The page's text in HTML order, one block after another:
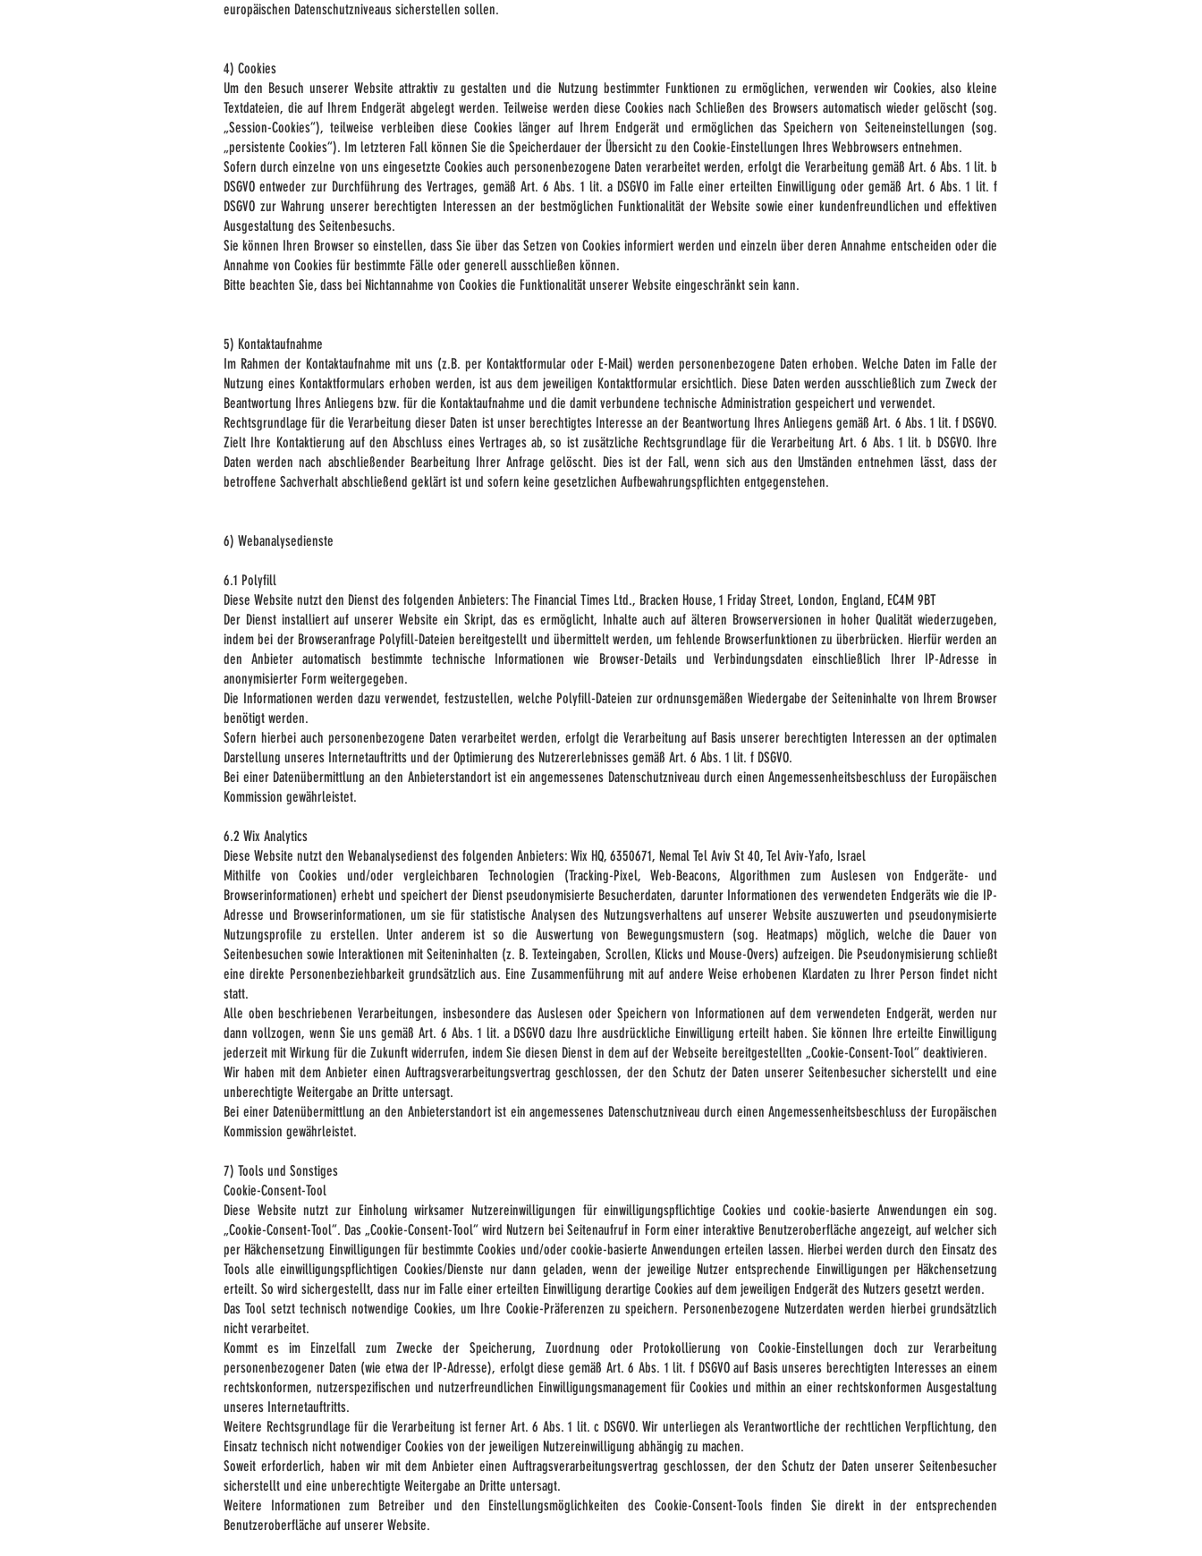
europäischen Datenschutzniveaus sicherstellen sollen.
4) Cookies
Um den Besuch unserer Website attraktiv zu gestalten und die Nutzung bestimmter Funktionen zu ermöglichen, verwenden wir Cookies, also kleine
Textdateien, die auf Ihrem Endgerät abgelegt werden. Teilweise werden diese Cookies nach Schließen des Browsers automatisch wieder gelöscht (sog.
„Session-Cookies“), teilweise verbleiben diese Cookies länger auf Ihrem Endgerät und ermöglichen das Speichern von Seiteneinstellungen (sog.
„persistente Cookies“). Im letzteren Fall können Sie die Speicherdauer der Übersicht zu den Cookie-Einstellungen Ihres Webbrowsers entnehmen.
Sofern durch einzelne von uns eingesetzte Cookies auch personenbezogene Daten verarbeitet werden, erfolgt die Verarbeitung gemäß Art. 6 Abs. 1 lit. b
DSGVO entweder zur Durchführung des Vertrages, gemäß Art. 6 Abs. 1 lit. a DSGVO im Falle einer erteilten Einwilligung oder gemäß Art. 6 Abs. 1 lit. f
DSGVO zur Wahrung unserer berechtigten Interessen an der bestmöglichen Funktionalität der Website sowie einer kundenfreundlichen und effektiven
Ausgestaltung des Seitenbesuchs.
Sie können Ihren Browser so einstellen, dass Sie über das Setzen von Cookies informiert werden und einzeln über deren Annahme entscheiden oder die
Annahme von Cookies für bestimmte Fälle oder generell ausschließen können.
Bitte beachten Sie, dass bei Nichtannahme von Cookies die Funktionalität unserer Website eingeschränkt sein kann.
5) Kontaktaufnahme
Im Rahmen der Kontaktaufnahme mit uns (z.B. per Kontaktformular oder E-Mail) werden personenbezogene Daten erhoben. Welche Daten im Falle der
Nutzung eines Kontaktformulars erhoben werden, ist aus dem jeweiligen Kontaktformular ersichtlich. Diese Daten werden ausschließlich zum Zweck der
Beantwortung Ihres Anliegens bzw. für die Kontaktaufnahme und die damit verbundene technische Administration gespeichert und verwendet.
Rechtsgrundlage für die Verarbeitung dieser Daten ist unser berechtigtes Interesse an der Beantwortung Ihres Anliegens gemäß Art. 6 Abs. 1 lit. f DSGVO.
Zielt Ihre Kontaktierung auf den Abschluss eines Vertrages ab, so ist zusätzliche Rechtsgrundlage für die Verarbeitung Art. 6 Abs. 1 lit. b DSGVO. Ihre
Daten werden nach abschließender Bearbeitung Ihrer Anfrage gelöscht. Dies ist der Fall, wenn sich aus den Umständen entnehmen lässt, dass der
betroffene Sachverhalt abschließend geklärt ist und sofern keine gesetzlichen Aufbewahrungspflichten entgegenstehen.
6) Webanalysedienste
6.1 Polyfill
Diese Website nutzt den Dienst des folgenden Anbieters: The Financial Times Ltd., Bracken House, 1 Friday Street, London, England, EC4M 9BT
Der Dienst installiert auf unserer Website ein Skript, das es ermöglicht, Inhalte auch auf älteren Browserversionen in hoher Qualität wiederzugeben,
indem bei der Browseranfrage Polyfill-Dateien bereitgestellt und übermittelt werden, um fehlende Browserfunktionen zu überbrücken. Hierfür werden an
den Anbieter automatisch bestimmte technische Informationen wie Browser-Details und Verbindungsdaten einschließlich Ihrer IP-Adresse in
anonymisierter Form weitergegeben.
Die Informationen werden dazu verwendet, festzustellen, welche Polyfill-Dateien zur ordnunsgemäßen Wiedergabe der Seiteninhalte von Ihrem Browser
benötigt werden.
Sofern hierbei auch personenbezogene Daten verarbeitet werden, erfolgt die Verarbeitung auf Basis unserer berechtigten Interessen an der optimalen
Darstellung unseres Internetauftritts und der Optimierung des Nutzererlebnisses gemäß Art. 6 Abs. 1 lit. f DSGVO.
Bei einer Datenübermittlung an den Anbieterstandort ist ein angemessenes Datenschutzniveau durch einen Angemessenheitsbeschluss der Europäischen
Kommission gewährleistet.
6.2 Wix Analytics
Diese Website nutzt den Webanalysedienst des folgenden Anbieters: Wix HQ, 6350671, Nemal Tel Aviv St 40, Tel Aviv-Yafo, Israel
Mithilfe von Cookies und/oder vergleichbaren Technologien (Tracking-Pixel, Web-Beacons, Algorithmen zum Auslesen von Endgeräte- und
Browserinformationen) erhebt und speichert der Dienst pseudonymisierte Besucherdaten, darunter Informationen des verwendeten Endgeräts wie die IP-
Adresse und Browserinformationen, um sie für statistische Analysen des Nutzungsverhaltens auf unserer Website auszuwerten und pseudonymisierte
Nutzungsprofile zu erstellen. Unter anderem ist so die Auswertung von Bewegungsmustern (sog. Heatmaps) möglich, welche die Dauer von
Seitenbesuchen sowie Interaktionen mit Seiteninhalten (z. B. Texteingaben, Scrollen, Klicks und Mouse-Overs) aufzeigen. Die Pseudonymisierung schließt
eine direkte Personenbeziehbarkeit grundsätzlich aus. Eine Zusammenführung mit auf andere Weise erhobenen Klardaten zu Ihrer Person findet nicht
statt.
Alle oben beschriebenen Verarbeitungen, insbesondere das Auslesen oder Speichern von Informationen auf dem verwendeten Endgerät, werden nur
dann vollzogen, wenn Sie uns gemäß Art. 6 Abs. 1 lit. a DSGVO dazu Ihre ausdrückliche Einwilligung erteilt haben. Sie können Ihre erteilte Einwilligung
jederzeit mit Wirkung für die Zukunft widerrufen, indem Sie diesen Dienst in dem auf der Webseite bereitgestellten „Cookie-Consent-Tool“ deaktivieren.
Wir haben mit dem Anbieter einen Auftragsverarbeitungsvertrag geschlossen, der den Schutz der Daten unserer Seitenbesucher sicherstellt und eine
unberechtigte Weitergabe an Dritte untersagt.
Bei einer Datenübermittlung an den Anbieterstandort ist ein angemessenes Datenschutzniveau durch einen Angemessenheitsbeschluss der Europäischen
Kommission gewährleistet.
7) Tools und Sonstiges
Cookie-Consent-Tool
Diese Website nutzt zur Einholung wirksamer Nutzereinwilligungen für einwilligungspflichtige Cookies und cookie-basierte Anwendungen ein sog.
„Cookie-Consent-Tool“. Das „Cookie-Consent-Tool“ wird Nutzern bei Seitenaufruf in Form einer interaktive Benutzeroberfläche angezeigt, auf welcher sich
per Häkchensetzung Einwilligungen für bestimmte Cookies und/oder cookie-basierte Anwendungen erteilen lassen. Hierbei werden durch den Einsatz des
Tools alle einwilligungspflichtigen Cookies/Dienste nur dann geladen, wenn der jeweilige Nutzer entsprechende Einwilligungen per Häkchensetzung
erteilt. So wird sichergestellt, dass nur im Falle einer erteilten Einwilligung derartige Cookies auf dem jeweiligen Endgerät des Nutzers gesetzt werden.
Das Tool setzt technisch notwendige Cookies, um Ihre Cookie-Präferenzen zu speichern. Personenbezogene Nutzerdaten werden hierbei grundsätzlich
nicht verarbeitet.
Kommt es im Einzelfall zum Zwecke der Speicherung, Zuordnung oder Protokollierung von Cookie-Einstellungen doch zur Verarbeitung
personenbezogener Daten (wie etwa der IP-Adresse), erfolgt diese gemäß Art. 6 Abs. 1 lit. f DSGVO auf Basis unseres berechtigten Interesses an einem
rechtskonformen, nutzerspezifischen und nutzerfreundlichen Einwilligungsmanagement für Cookies und mithin an einer rechtskonformen Ausgestaltung
unseres Internetauftritts.
Weitere Rechtsgrundlage für die Verarbeitung ist ferner Art. 6 Abs. 1 lit. c DSGVO. Wir unterliegen als Verantwortliche der rechtlichen Verpflichtung, den
Einsatz technisch nicht notwendiger Cookies von der jeweiligen Nutzereinwilligung abhängig zu machen.
Soweit erforderlich, haben wir mit dem Anbieter einen Auftragsverarbeitungsvertrag geschlossen, der den Schutz der Daten unserer Seitenbesucher
sicherstellt und eine unberechtigte Weitergabe an Dritte untersagt.
Weitere Informationen zum Betreiber und den Einstellungsmöglichkeiten des Cookie-Consent-Tools finden Sie direkt in der entsprechenden
Benutzeroberfläche auf unserer Website.